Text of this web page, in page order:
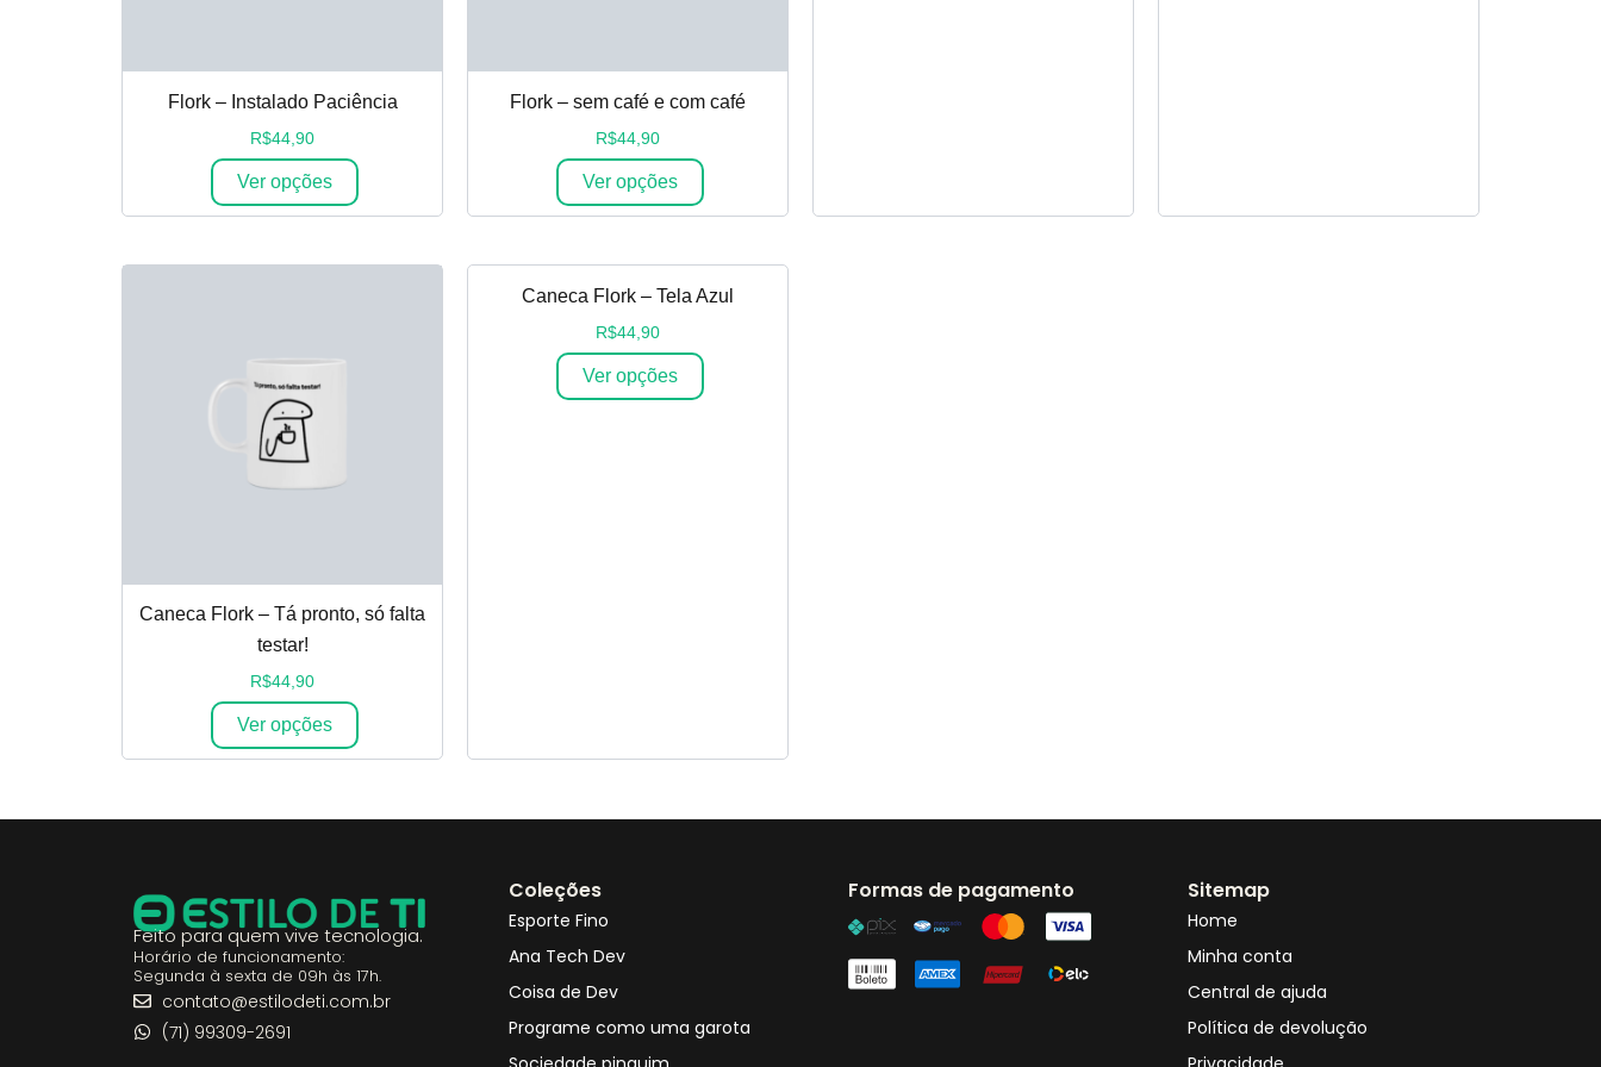
Flork – Instalado Paciência
R$44,90
Ver opções
Flork – sem café e com café
R$44,90
Ver opções
Caneca Flork – Tá pronto, só falta
testar!
R$44,90
Ver opções
Caneca Flork – Tela Azul
R$44,90
Ver opções
Feito para quem vive tecnologia.
Horário de funcionamento:
Segunda à sexta de 09h às 17h.
contato@estilodeti.com.br
(71) 99309-2691
Coleções
Esporte Fino
Ana Tech Dev
Coisa de Dev
Programe como uma garota
Formas de pagamento Sitemap
Home
Minha conta
Central de ajuda
Política de devolução